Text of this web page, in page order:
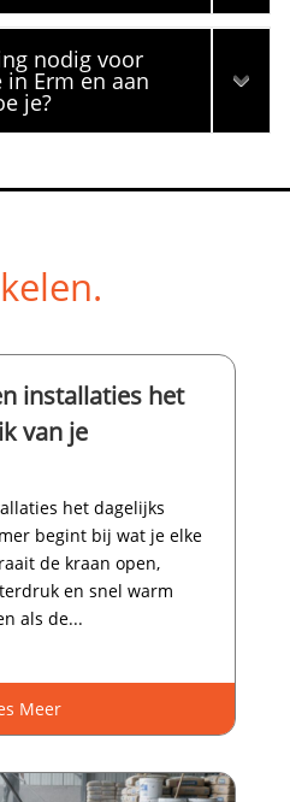
nodig voor
Erm en aan
je?
installaties het
van je
het dagelijks
begint bij wat je elke
de kraan open,
en snel warm
als de...
Meer